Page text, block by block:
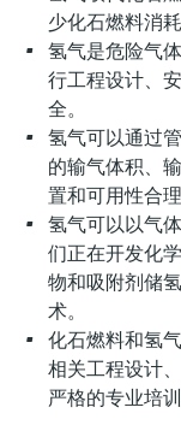
Netilion IIoT
软件
产品工具
通过产品筛选
通过产品特性查找
系统组件。
Applicator 选型
通过应用参数查找、
Float switch
放射线物位测量
阻旋料位开关
伺服液位测量
机电式物位测量
微波限位栅物位
Level
TOC、COD和
ORP电极和变送
污泥界面传感器
营养盐分析仪和
金属分析仪
光度计
微波传输测量原
表面温度计
线缆式温度计
多点温度计
选购全部
浪涌保护器
选购全部
烟雾探测器
视距测量仪
超高探测器
选购全部
Netilion Water
续的未来
公用工程：可
所有行业的
工业领域的可
数字化驱动流程
决策级过程透
根据需要，从培训、
在线研讨会等各种活
可持续发展
关联公司
Endress+Hauser
少化石燃料消
氢气是危险气
行工程设计、
全。
氢气可以通过
的输气体积、
置和可用性合
氢气可以以气
们正在开发化
物和吸附剂储
术。
化石燃料和氢
相关工程设计
严格的专业培训